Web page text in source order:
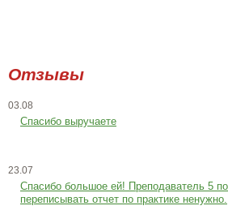
Отзывы
03.08
Спасибо выручаете
23.07
Cпасибо большое ей! Преподаватель 5
переписывать отчет по практике ненужно.